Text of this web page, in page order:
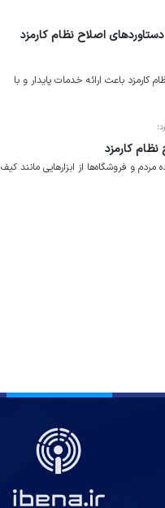
اصلاح نظام کارمزد
باعث ارائه خدمات پایدار و با
کارمزد
مردم و فروشگاه‌ها از ابزار‌هایی مانند کیف